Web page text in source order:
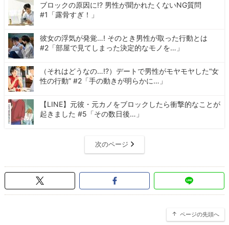
ブロックの原因に!? 男性が聞かれたくないNG質問
#1「露骨すぎ！」
彼女の浮気が発覚…! そのとき男性が取った行動とは
#2「部屋で見てしまった決定的なモノを…」
（それはどうなの…!?）デートで男性がモヤモヤした“女
性の行動” #2「手の動きが明らかに…」
【LINE】元彼・元カノをブロックしたら衝撃的なことが
起きました #5「その数日後…」
次のページ
ページの先頭へ